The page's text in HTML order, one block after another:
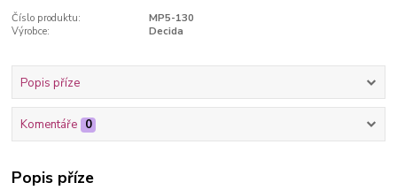
Číslo produktu:
MP5-130
Výrobce:
Decida
Popis příze
Komentáře 0
Popis příze